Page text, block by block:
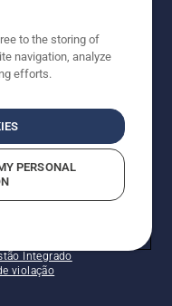
Integrado
violação
to the storing of
navigation, analyze
efforts.
PERSONAL